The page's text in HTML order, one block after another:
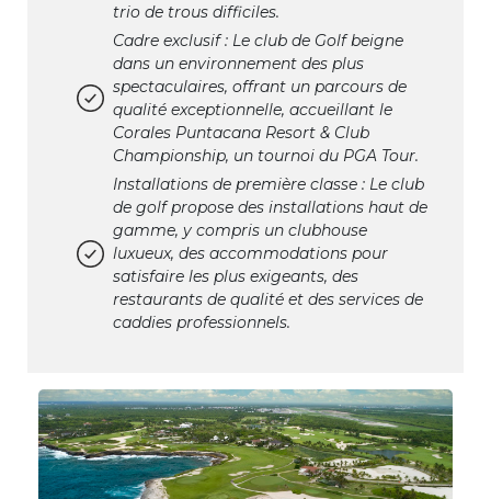
trio de trous difficiles.
Cadre exclusif : Le club de Golf beigne
dans un environnement des plus
spectaculaires, offrant un parcours de
qualité exceptionnelle, accueillant le
Corales Puntacana Resort & Club
Championship, un tournoi du PGA Tour.
Installations de première classe : Le club
de golf propose des installations haut de
gamme, y compris un clubhouse
luxueux, des accommodations pour
satisfaire les plus exigeants, des
restaurants de qualité et des services de
caddies professionnels.